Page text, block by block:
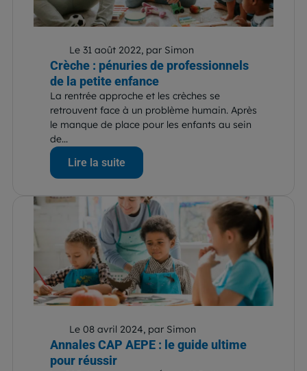
Le 31 août 2022, par Simon
Crèche : pénuries de professionnels
de la petite enfance
La rentrée approche et les crèches se
retrouvent face à un problème humain. Après
le manque de place pour les enfants au sein
de...
Lire la suite
Le 08 avril 2024, par Simon
Annales CAP AEPE : le guide ultime
pour réussir